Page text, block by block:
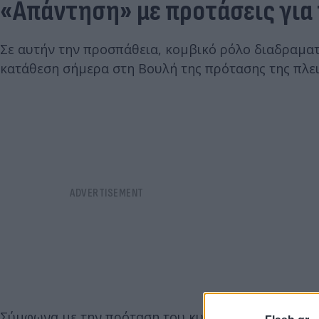
«Απάντηση» με προτάσεις
Σε αυτήν την προσπάθεια, κομβικό ρόλο
κατάθεση σήμερα στη Βουλή της πρότασης της